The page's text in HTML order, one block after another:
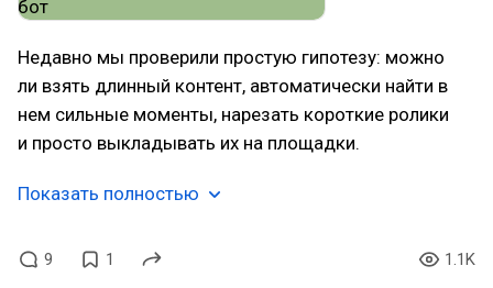
Недавно мы проверили простую гипотезу: можно
ли взять длинный контент, автоматически найти в
нем сильные моменты, нарезать короткие ролики
и просто выкладывать их на площадки.
Показать полностью
9 1 1.1K